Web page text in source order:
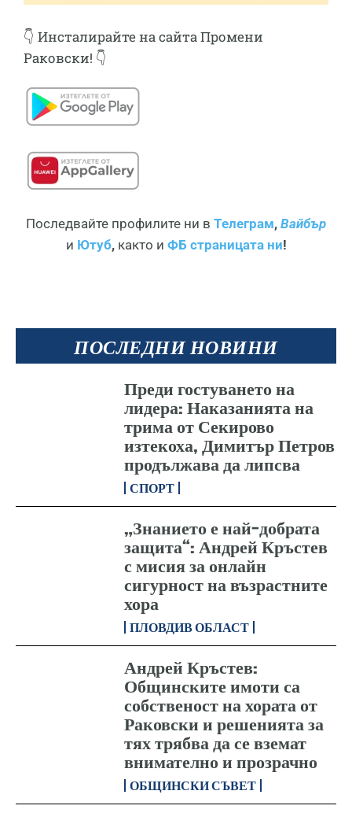
ПОСЛЕДНИ НОВИНИ
Преди гостуването на
лидера: Наказанията на
трима от Секирово
изтекоха, Димитър Петров
продължава да липсва
СПОРТ
„Знанието е най-добрата
защита“: Андрей Кръстев
с мисия за онлайн
сигурност на възрастните
хора
ПЛОВДИВ ОБЛАСТ
Андрей Кръстев:
Общинските имоти са
собственост на хората от
Раковски и решенията за
тях трябва да се вземат
внимателно и прозрачно
ОБЩИНСКИ СЪВЕТ
👇 Инсталирайтена сайта Промени
Раковски! 👇
Последвайте профилите ни в Телеграм, Вайбър
и Ютуб, както и ФБ страницата ни!